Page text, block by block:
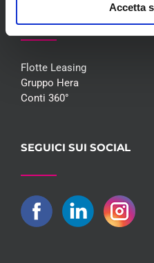
Accetta
COLLABORAZIONI
Flotte Leasing
Gruppo Hera
Conti 360°
SEGUICI SUI SOCIAL